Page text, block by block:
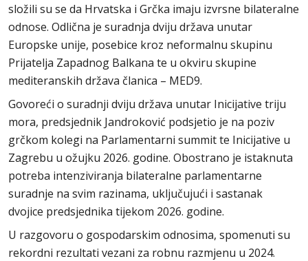
složili su se da Hrvatska i Grčka imaju izvrsne bilateralne
odnose. Odlična je suradnja dviju država unutar
Europske unije, posebice kroz neformalnu skupinu
Prijatelja Zapadnog Balkana te u okviru skupine
mediteranskih država članica – MED9.
Govoreći o suradnji dviju država unutar Inicijative triju
mora, predsjednik Jandroković podsjetio je na poziv
grčkom kolegi na Parlamentarni summit te Inicijative u
Zagrebu u ožujku 2026. godine. Obostrano je istaknuta
potreba intenziviranja bilateralne parlamentarne
suradnje na svim razinama, uključujući i sastanak
dvojice predsjednika tijekom 2026. godine.
U razgovoru o gospodarskim odnosima, spomenuti su
rekordni rezultati vezani za robnu razmjenu u 2024.